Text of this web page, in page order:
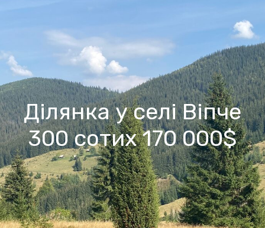
Ділянка у селі Віпче
300 сотих 170 000$